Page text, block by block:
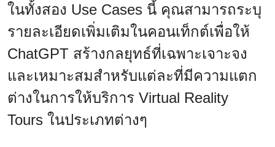
ในทั้งสอง Use Cases นี้ คุณสามารถระบุ
รายละเอียดเพิ่มเติมในคอนเท็กต์เพื่อให้
ChatGPT สร้างกลยุทธ์ที่เฉพาะเจาะจง
และเหมาะสมสำหรับแต่ละที่มีความแตก
ต่างในการให้บริการ Virtual Reality
Tours ในประเภทต่างๆ